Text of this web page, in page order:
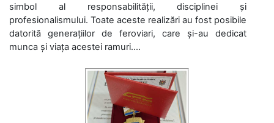
simbol al responsabilității, disciplinei și
profesionalismului. Toate aceste realizări au fost posibile
datorită generațiilor de feroviari, care și-au dedicat
munca și viața acestei ramuri....